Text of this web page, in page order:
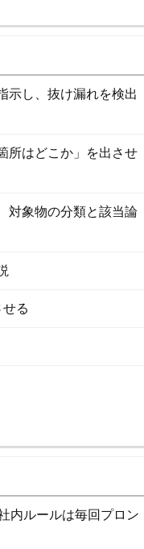
示し、抜け漏れを検出
所はどこか」を出させ
対象物の分類と該当論
る
内ルールは毎回プロン